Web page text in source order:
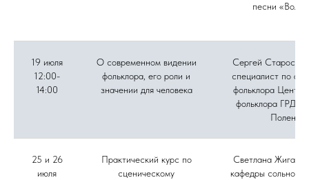
песни
19 июля
12:00-
14:00
О современном видении
фольклора, его роли и
значении для человека
Сергей
специалист по
фольклора Центра
фольклора
Поленова
25 и 26
июля
Практический курс по
сценическому
Светлана
кафедры сольного